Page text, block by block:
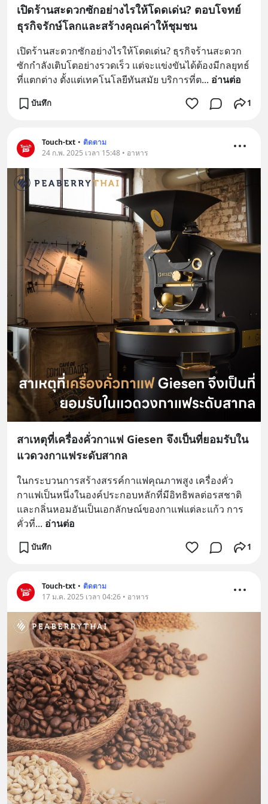
เปิดร้านสะดวกซักอย่างไรให้โดดเด่น? ตอบโจทย์
ธุรกิจรักษ์โลกและสร้างคุณค่าให้ชุมชน
เปิดร้านสะดวกซักอย่างไรให้โดดเด่น? ธุรกิจร้านสะดวก
ซักกำลังเติบโตอย่างรวดเร็ว แต่จะแข่งขันได้ต้องมีกลยุทธ์
ที่แตกต่าง ตั้งแต่เทคโนโลยีทันสมัย บริการที่ต... อ่านต่อ
บันทึก 1
Touch-txt • ติดตาม
24 ก.พ. 2025 เวลา 15:48 • อาหาร
สาเหตุที่เครื่องคั่วกาแฟ Giesen จึงเป็นที่ยอมรับใน
แวดวงกาแฟระดับสากล
ในกระบวนการสร้างสรรค์กาแฟคุณภาพสูง เครื่องคั่ว
กาแฟเป็นหนึ่งในองค์ประกอบหลักที่มีอิทธิพลต่อรสชาติ
และกลิ่นหอมอันเป็นเอกลักษณ์ของกาแฟแต่ละแก้ว การ
คั่วที่... อ่านต่อ
บันทึก 1
Touch-txt • ติดตาม
17 ม.ค. 2025 เวลา 04:26 • อาหาร